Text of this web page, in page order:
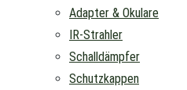
Adapter & Okulare
IR-Strahler
Schalldämpfer
Schutzkappen